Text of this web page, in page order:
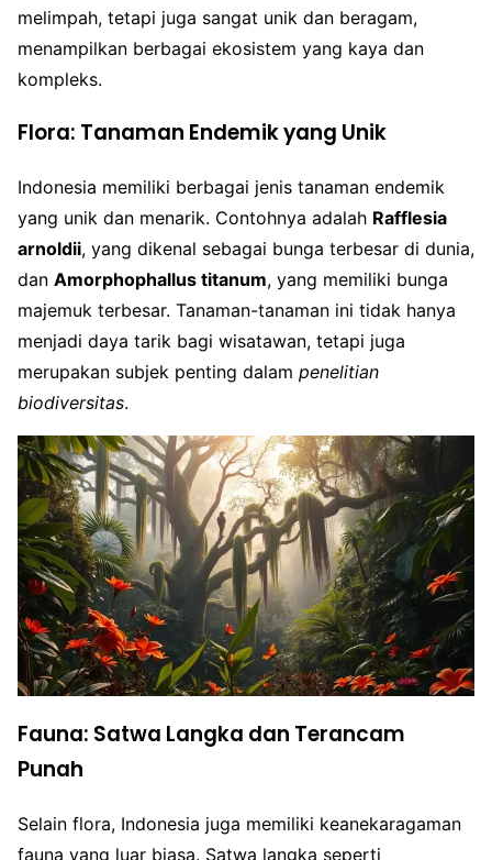
melimpah, tetapi juga sangat unik dan beragam,
menampilkan berbagai ekosistem yang kaya dan
kompleks.
Flora: Tanaman Endemik yang Unik
Indonesia memiliki berbagai jenis tanaman endemik
yang unik dan menarik. Contohnya adalah Rafflesia
arnoldii, yang dikenal sebagai bunga terbesar di dunia,
dan Amorphophallus titanum, yang memiliki bunga
majemuk terbesar. Tanaman-tanaman ini tidak hanya
menjadi daya tarik bagi wisatawan, tetapi juga
merupakan subjek penting dalam penelitian
biodiversitas.
Fauna: Satwa Langka dan Terancam
Punah
Selain flora, Indonesia juga memiliki keanekaragaman
fauna yang luar biasa. Satwa langka seperti